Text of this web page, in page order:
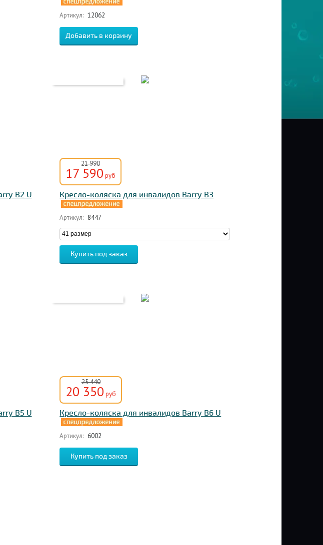
Артикул: 12062
B2 U
21 990
17 590 руб
Кресло-коляска для инвалидов Barry B3
Артикул: 8447
B5 U
25 440
20 350 руб
Кресло-коляска для инвалидов Barry B6 U
Артикул: 6002